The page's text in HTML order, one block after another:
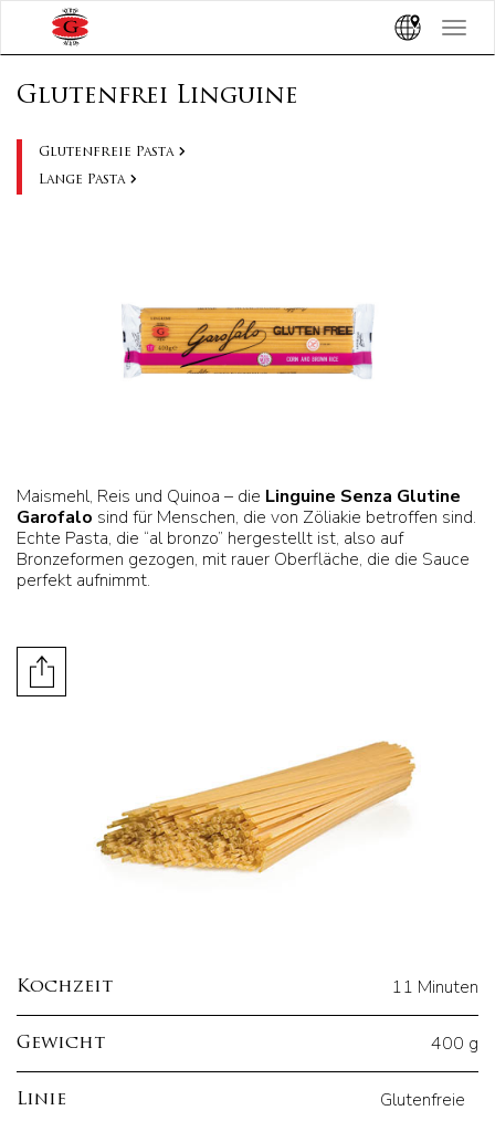
Toggle
Glutenfrei Linguine
Glutenfreie Pasta
Lange Pasta
Maismehl, Reis und Quinoa – die Linguine Senza Glutine
Garofalo sind für Menschen, die von Zöliakie betroffen sind.
Echte Pasta, die “al bronzo” hergestellt ist, also auf
Bronzeformen gezogen, mit rauer Oberfläche, die die Sauce
perfekt aufnimmt.
Kochzeit 11 Minuten
Gewicht 400 g
Linie Glutenfreie